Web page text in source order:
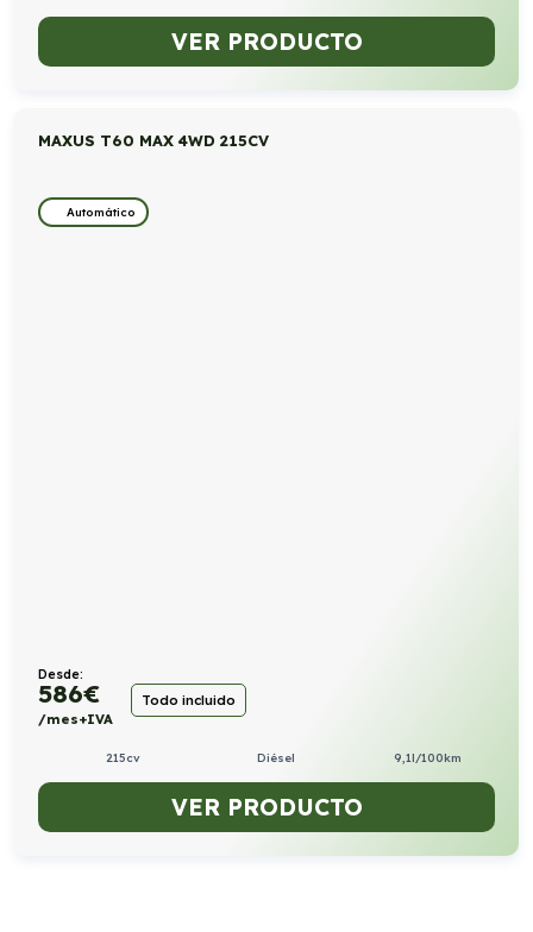
VER PRODUCTO
MAXUS T60 MAX 4WD 215CV
Automático
Desde:
586€
/mes+IVA
Todo incluido
215cv Diésel 9,1l/100km
VER PRODUCTO